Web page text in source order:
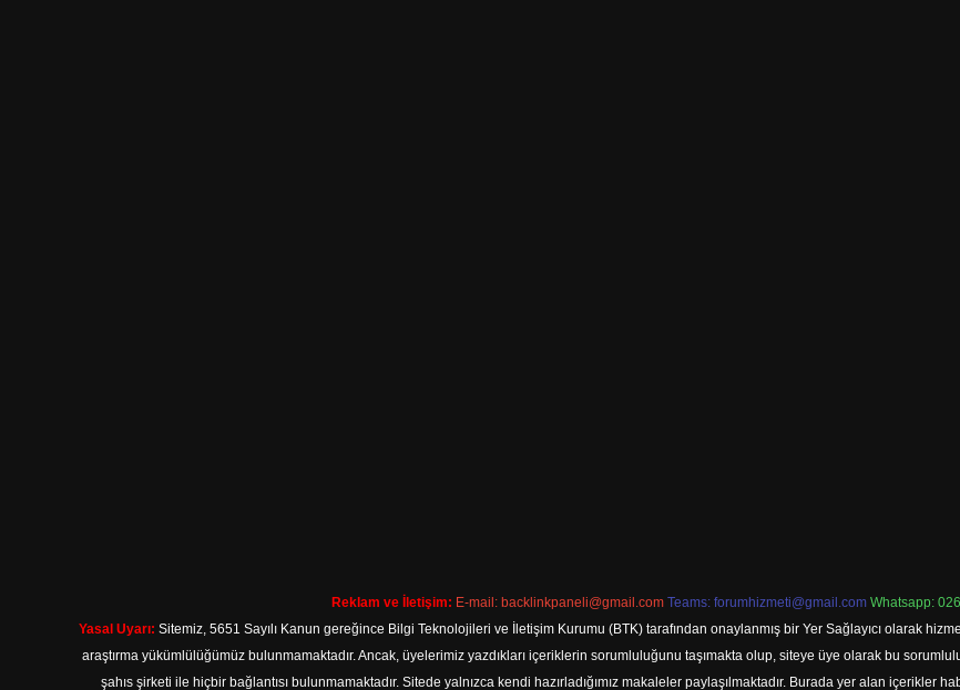
Reklam ve İletişim: E-mail: backlinkpaneli@gmail.com Teams: forumhizmeti@gmail.com Whatsapp:
Yasal Uyarı: Sitemiz, 5651 Sayılı Kanun gereğince Bilgi Teknolojileri ve İletişim Kurumu (BTK) tarafından onaylanmış bir Yer Sağlayıcı olarak
araştırma yükümlülüğümüz bulunmamaktadır. Ancak, üyelerimiz yazdıkları içeriklerin sorumluluğunu taşımakta olup, siteye üye olarak bu
şahıs şirketi ile hiçbir bağlantısı bulunmamaktadır. Sitede yalnızca kendi hazırladığımız makaleler paylaşılmaktadır. Burada yer alan içerikler